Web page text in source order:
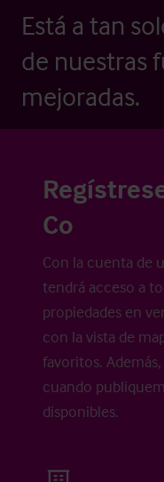
Está a tan
de nuestras
mejoradas.
Co
Con la cuenta de
tendrá acceso a
propiedades en
con la vista de
favoritos.
cuando
disponibles.